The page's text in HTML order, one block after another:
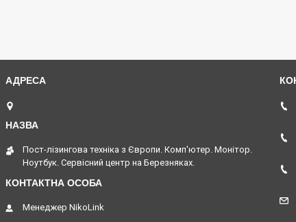
Пост-лізингова техніка з Європи. Комп'ютер. Монітор.
Ноутбук. Сервісний центр на Березняках.
Менеджер NikoLink